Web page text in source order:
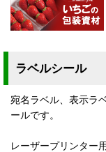
ラベルシール
宛名ラベル、表示ラ
ールです。
レーザープリンター